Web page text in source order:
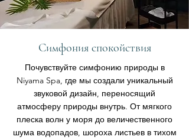
Симфония спокойствия
Почувствуйте симфонию природы в
Niyama Spa, где мы создали уникальный
звуковой дизайн, переносящий
атмосферу природы внутрь. От мягкого
плеска волн у моря до величественного
шума водопадов, шороха листьев в тихом